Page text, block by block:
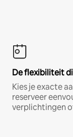
De flexibiliteit
Kies je exacte
reserveer
verplichtingen